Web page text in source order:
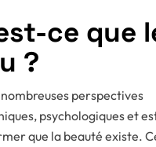
ce que
?
perspectives
psychologiques et
que la beauté existe.